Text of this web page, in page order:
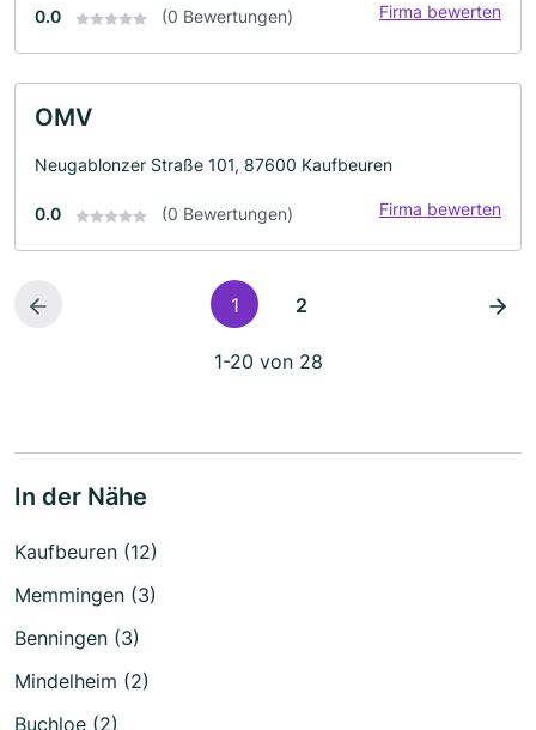
0.0 (0 Bewertungen) Firma bewerten
OMV
Neugablonzer Straße 101, 87600 Kaufbeuren
0.0 (0 Bewertungen) Firma bewerten
1 2
1-20 von 28
In der Nähe
Kaufbeuren (12)
Memmingen (3)
Benningen (3)
Mindelheim (2)
Buchloe (2)